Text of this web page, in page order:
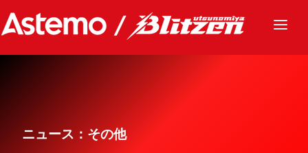
ニュース
グッズ
ニュース：その他